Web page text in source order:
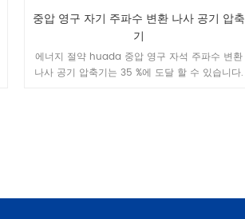
중압 영구 자기 주파수 변환 나사 공기 압축
기
에너지 절약 huada 중압 영구 자석 주파수 변환
나사 공기 압축기는 35 %에 도달 할 수 있습니다.